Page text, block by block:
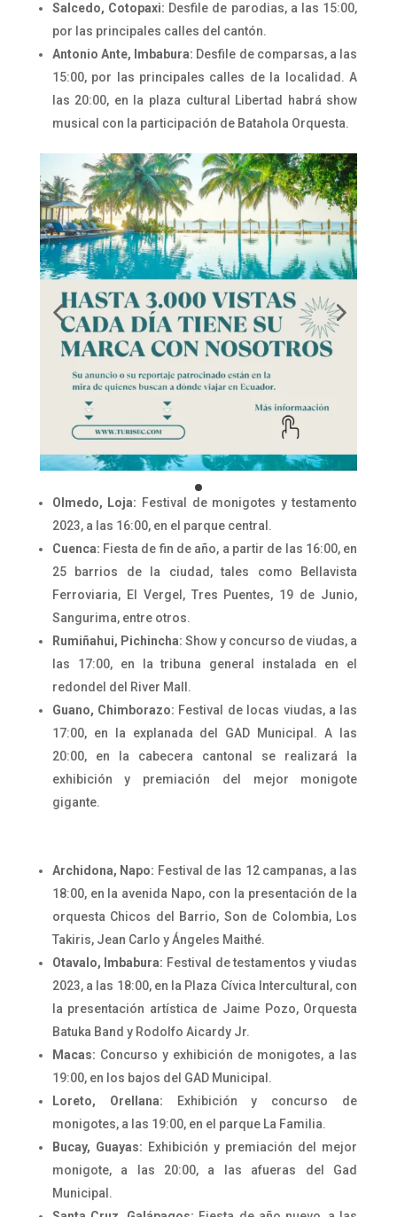
Salcedo, Cotopaxi: Desfile de parodias, a las 15:00,
por las principales calles del cantón.
Antonio Ante, Imbabura: Desfile de comparsas, a las
15:00, por las principales calles de la localidad. A
las 20:00, en la plaza cultural Libertad habrá show
musical con la participación de Batahola Orquesta.
Olmedo, Loja: Festival de monigotes y testamento
2023, a las 16:00, en el parque central.
Cuenca: Fiesta de fin de año, a partir de las 16:00, en
25 barrios de la ciudad, tales como Bellavista
Ferroviaria, El Vergel, Tres Puentes, 19 de Junio,
Sangurima, entre otros.
Rumiñahui, Pichincha: Show y concurso de viudas, a
las 17:00, en la tribuna general instalada en el
redondel del River Mall.
Guano, Chimborazo: Festival de locas viudas, a las
17:00, en la explanada del GAD Municipal. A las
20:00, en la cabecera cantonal se realizará la
exhibición y premiación del mejor monigote
gigante.
Archidona, Napo: Festival de las 12 campanas, a las
18:00, en la avenida Napo, con la presentación de la
orquesta Chicos del Barrio, Son de Colombia, Los
Takiris, Jean Carlo y Ángeles Maithé.
Otavalo, Imbabura: Festival de testamentos y viudas
2023, a las 18:00, en la Plaza Cívica Intercultural, con
la presentación artística de Jaime Pozo, Orquesta
Batuka Band y Rodolfo Aicardy Jr.
Macas: Concurso y exhibición de monigotes, a las
19:00, en los bajos del GAD Municipal.
Loreto, Orellana: Exhibición y concurso de
monigotes, a las 19:00, en el parque La Familia.
Bucay, Guayas: Exhibición y premiación del mejor
monigote, a las 20:00, a las afueras del Gad
Municipal.